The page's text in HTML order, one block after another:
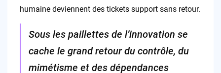
humaine deviennent des tickets support sans retour.
Sous les paillettes de l’innovation se
cache le grand retour du contrôle, du
mimétisme et des dépendances